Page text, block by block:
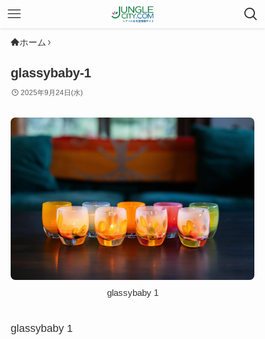
ホーム
glassybaby-1
2025年9月24日(水)
glassybaby 1
glassybaby 1